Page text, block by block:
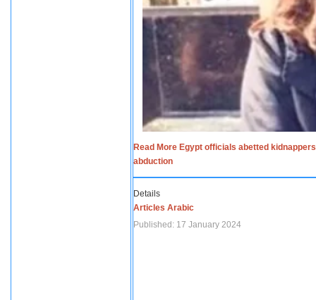
Read More Egypt officials abetted
abduction
Details
Articles Arabic
Published: 17 January 2024